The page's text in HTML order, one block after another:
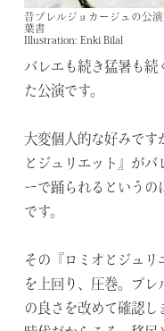
昔プレルジョカージュの公
葉書
Illustration: Enki Bilal
バレエも続き猛暑も続
た公演です。
大変個人的な好みです
とジュリエット』が
ーで踊られるというの
です。
その『ロミオとジュ
を上回り、圧巻。プ
の良さを改めて確認